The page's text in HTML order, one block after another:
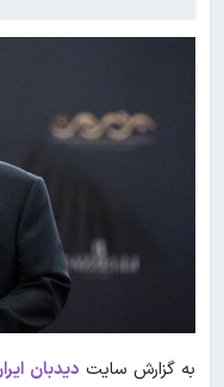
به گزارش سایت دیدبان